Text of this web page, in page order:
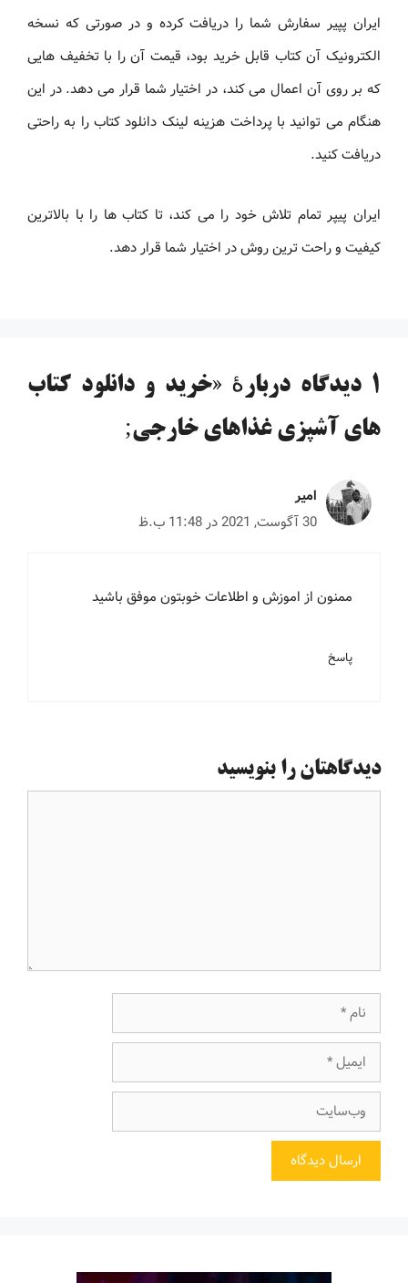
ایران پپیر سفارش شما را دریافت کرده و در صورتی که نسخه
الکترونیک آن کتاب قابل خرید بود، قیمت آن را با تخفیف هایی
که بر روی آن اعمال می کند، در اختیار شما قرار می دهد. در این
هنگام می توانید با پرداخت هزینه لینک دانلود کتاب را به راحتی
دریافت کنید.
ایران پیپر تمام تلاش خود را می کند، تا کتاب ها را با بالاترین
کیفیت و راحت ترین روش در اختیار شما قرار دهد.
1 دیدگاه دربارهٔ «خرید و دانلود کتاب
های آشپزی غذاهای خارجی;
امیر
30 آگوست, 2021 در 11:48 ب.ظ
ممنون از اموزش و اطلاعات خوبتون موفق باشید
پاسخ
دیدگاهتان را بنویسید
ایمیل
وب‌سایت